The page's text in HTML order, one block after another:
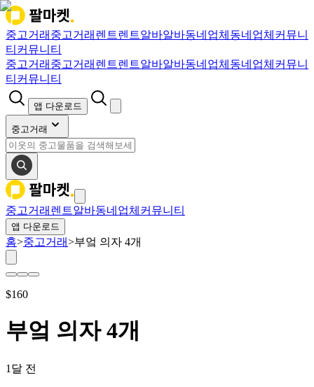
중고거래 중고거래 렌트렌트알바알바동네업체 동네업체 커뮤니
티 커뮤니티
중고거래 중고거래 렌트렌트알바알바동네업체 동네업체 커뮤니
티 커뮤니티
앱 다운로드
중고거래
중고거래 렌트알바동네업체 커뮤니티
앱 다운로드
홈>중고거래>부엌 의자 4개
$160
부엌 의자 4개
1달 전